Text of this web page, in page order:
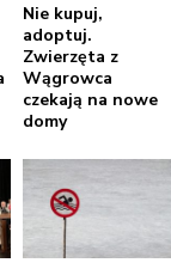
Nie kupuj,
adoptuj.
Zwierzęta z
Wągrowca
czekają na nowe
domy